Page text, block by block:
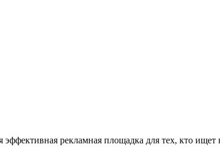
рекламная площадка для тех, кто ищет